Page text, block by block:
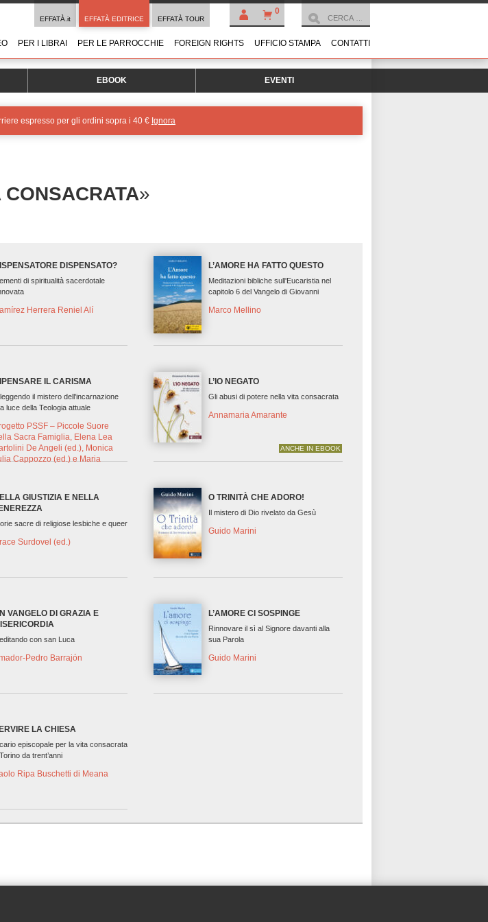
0
EFFATÀ.it EFFATÀ EDITRICE EFFATÀ TOUR
PER I LIBRAI PER LE PARROCCHIE FOREIGN RIGHTS UFFICIO STAMPA CONTATTI
EBOOK EVENTI
espresso per gli ordini sopra i 40 € Ignora
CONSACRATA»
DISPENSATO?
di spiritualità sacerdotale
Herrera Reniel Alí
L’AMORE HA FATTO QUESTO
Meditazioni bibliche sull'Eucaristia nel
capitolo 6 del Vangelo di Giovanni
Marco Mellino
IL CARISMA
il mistero dell'incarnazione
luce della Teologia attuale
PSSF – Piccole Suore
Sacra Famiglia, Elena Lea
De Angeli (ed.), Monica
Cappozzo (ed.) e Maria
L’IO NEGATO
Gli abusi di potere nella vita consacrata
Annamaria Amarante
ANCHE IN EBOOK
GIUSTIZIA E NELLA
sacre di religiose lesbiche e queer
Surdovel (ed.)
O TRINITÀ CHE ADORO!
Il mistero di Dio rivelato da Gesù
Guido Marini
VANGELO DI GRAZIA E
con san Luca
Pedro Barrajón
L’AMORE CI SOSPINGE
Rinnovare il sì al Signore davanti alla
sua Parola
Guido Marini
LA CHIESA
episcopale per la vita consacrata
da trent’anni
Ripa Buschetti di Meana